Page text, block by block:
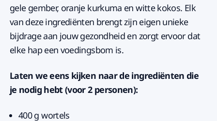
gele gember, oranje kurkuma en witte kokos. Elk
van deze ingrediënten brengt zijn eigen unieke
bijdrage aan jouw gezondheid en zorgt ervoor dat
elke hap een voedingsbom is.
Laten we eens kijken naar de ingrediënten die
je nodig hebt (voor 2 personen):
400 g wortels